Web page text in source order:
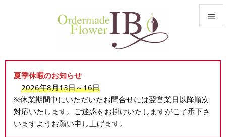


前へ

夏季休暇のお知らせ
2026年8月13日～16日
※休業期間中にいただいたお問合せには翌営業日以降順次
対応いたします。ご迷惑をお掛けいたしますがご了承下さ
いますようお願い申し上げます。